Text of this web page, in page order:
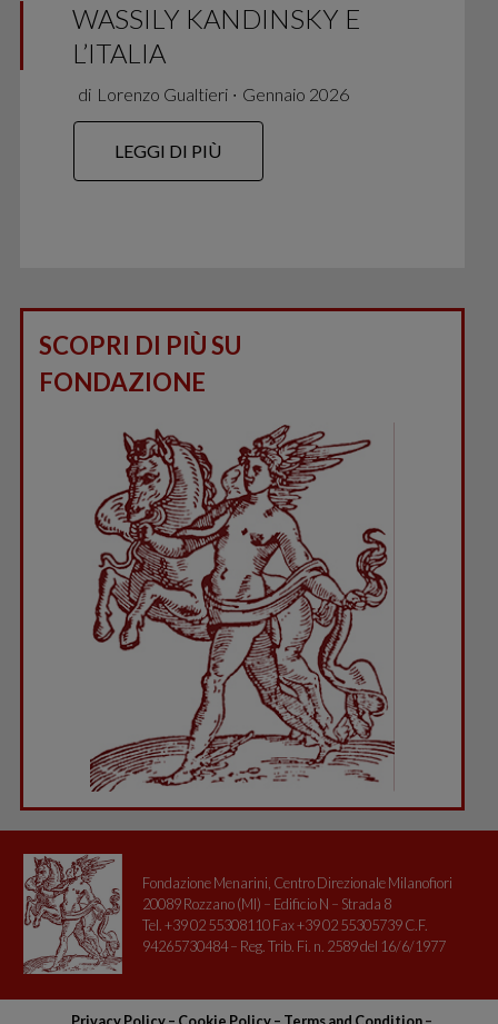
WASSILY KANDINSKY E
L’ITALIA
di Lorenzo Gualtieri ∙ Gennaio 2026
LEGGI DI PIÙ
SCOPRI DI PIÙ SU
FONDAZIONE
Fondazione Menarini, Centro Direzionale Milanofiori
20089 Rozzano (MI) – Edificio N – Strada 8
Tel. +39 02 55308110 Fax +39 02 55305739 C.F.
94265730484 – Reg. Trib. Fi. n. 2589 del 16/6/1977